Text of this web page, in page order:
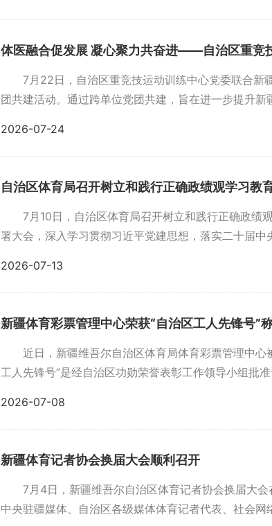
体医融合促发展 凝心聚力共奋进——自治区重竞
7月22日，自治区重竞技运动训练中心党委联合
团共建活动。通过跨单位党团共建，旨在进一步提升新
2026-07-24
自治区体育局召开树立和践行正确政绩观学习教
7月10日，自治区体育局召开树立和践行正确政绩
署大会，深入学习贯彻习近平党建思想，落实二十届中
2026-07-13
新疆体育彩票管理中心荣获“自治区工人先锋号”
近日，新疆维吾尔自治区体育局体育彩票管理中心
工人先锋号”是经自治区功勋荣誉表彰工作领导小组批
2026-07-08
新疆体育记者协会换届大会顺利召开
7月4日，新疆维吾尔自治区体育记者协会换届大
中央驻疆媒体、自治区各级媒体体育记者代表、社会网